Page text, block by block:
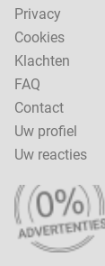
Privacy
Cookies
Klachten
FAQ
Contact
Uw profiel
Uw reacties